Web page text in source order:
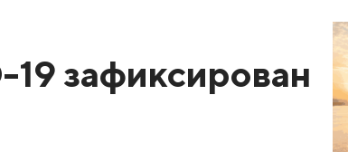
19 зафиксирован